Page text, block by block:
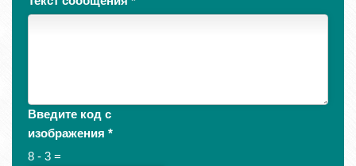
Введите код с
изображения *
8 - 3 =